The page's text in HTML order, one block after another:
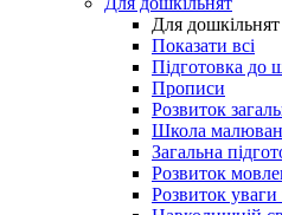
Для дошкільнят
Показати всі
Підготовка до
Прописи
Розвиток
Школа
Загальна
Розвиток
Розвиток уваги